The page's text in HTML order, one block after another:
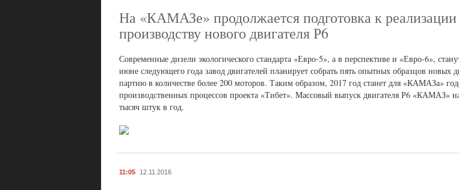
На «КАМАЗе» продолжается подготовка к
производству нового двигателя Р6
Современные дизели экологического стандарта «Евро-5», а в перспективе и «Евро-6»,
июне следующего года завод двигателей планирует собрать пять опытных образцов
партию в количестве более 200 моторов. Таким образом, 2017 год станет для «КАМАЗа»
производственных процессов проекта «Тибет». Массовый выпуск двигателя Р6 «КАМАЗ»
тысяч штук в год.
11:05 12.11.2016